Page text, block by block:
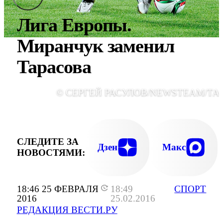
18:46 25 ФЕВРАЛЯ
2016
18:49
25.02.2016
РЕДАКЦИЯ ВЕСТИ.РУ
СПОРТ
Лига Европы.
Миранчук заменил
Тарасова
© СЕРГЕЙ РАСУЛОВ/NEWSTEAM/
СЛЕДИТЕ ЗА
НОВОСТЯМИ:
Дзен Макс